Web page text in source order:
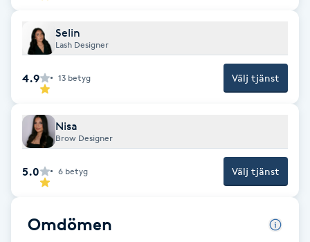
Spraytan
Sugaring
Svensk massage
Svettbehandling
Selin
Lash Designer
4.9 13 betyg Välj tjänst
Nisa
Brow Designer
5.0 6 betyg Välj tjänst
Omdömen